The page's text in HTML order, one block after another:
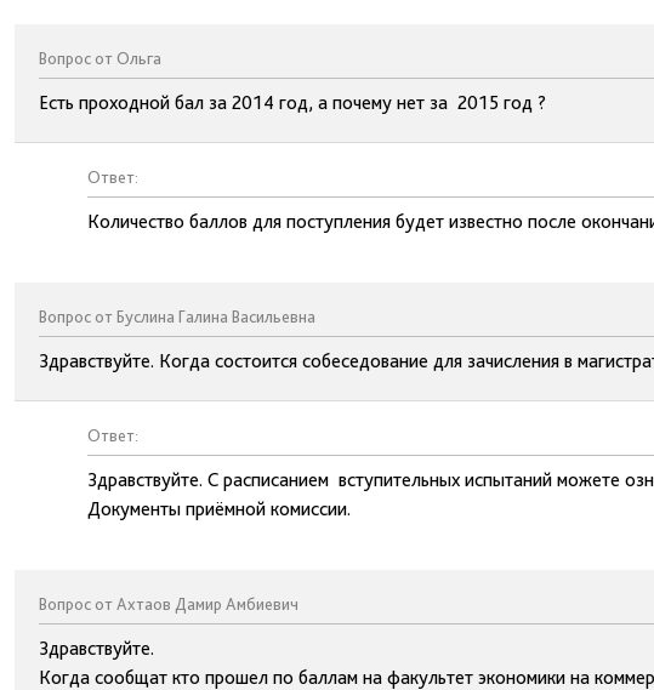
Вопрос от Ольга
Есть проходной бал за 2014 год, а почему нет за 2015 год ?
Ответ:
Количество баллов для поступления будет известно после
Вопрос от Буслина Галина Васильевна
Здравствуйте. Когда состоится собеседование для зачисления в
Ответ:
Здравствуйте. С расписанием вступительных испытаний можете
Документы приёмной комиссии.
Вопрос от Ахтаов Дамир Амбиевич
Здравствуйте.
Когда сообщат кто прошел по баллам на факультет экономики на